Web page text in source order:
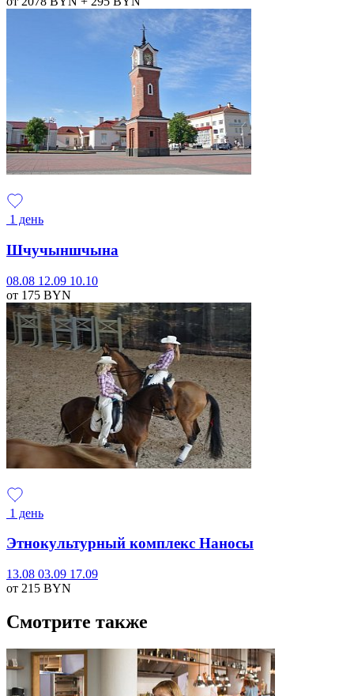
1 день
Шчучыншчына
08.08 12.09 10.10
от 175 BYN
1 день
Этнокультурный комплекс Наносы
13.08 03.09 17.09
от 215 BYN
Смотрите также